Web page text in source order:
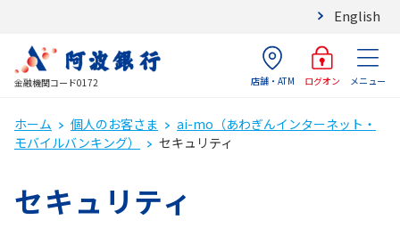
English
金融機関コード0172 店舗・ATM ログオン メニュー
ホーム 個人のお客さま
ai-mo（あわぎんインターネット・
モバイルバンキング）
セキュリティ
セキュリティ